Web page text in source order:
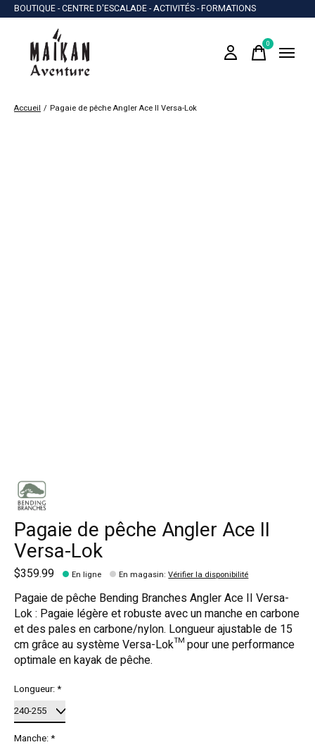
BOUTIQUE - CENTRE D'ESCALADE - ACTIVITÉS - FORMATIONS
0items
Accueil / Pagaie de pêche Angler Ace II Versa-Lok
Pagaie de pêche Angler Ace II
Versa-Lok
$359.99 En ligne En magasin:Vérifier la disponibilité
Pagaie de pêche Bending Branches Angler Ace II Versa-
Lok : Pagaie légère et robuste avec un manche en carbone
et des pales en carbone/nylon. Longueur ajustable de 15
cm grâce au système Versa-Lok™ pour une performance
optimale en kayak de pêche.
Longueur:*
Manche:*